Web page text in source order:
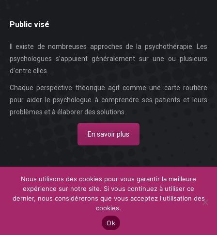
Public visé
Il existe de nombreuses approches de la psychothérapie. Les
psychologues s’appuient généralement sur une ou plusieurs
d’entre elles.
Chaque perspective théorique agit comme une carte routière
pour aider le psychologue à comprendre ses patients et leurs
problèmes et à élaborer des solutions.
En savoir plus
Copyright © 2026 Centre Psychologique Nivelles.
Privium – Des services qui soutiennent vos soins. Pour psychologues,
psychotherapeutes et hypnotherapeutes.
RGPD - Politique de Protection de la Vie Privée
Nous utilisons des cookies pour vous garantir la meilleure
expérience sur notre site. Si vous continuez à utiliser ce
dernier, nous considérerons que vous acceptez l'utilisation des
cookies.
Ok